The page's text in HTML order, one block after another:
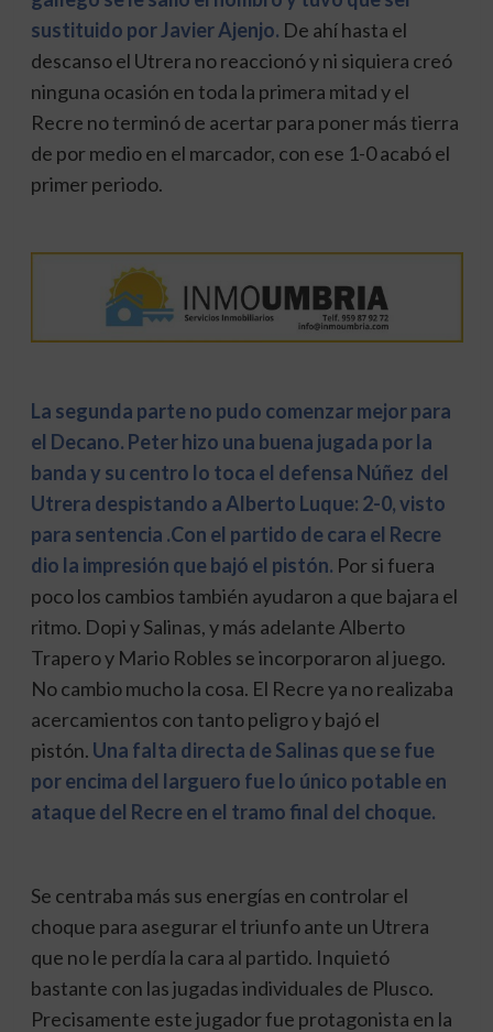
sustituido por Javier Ajenjo. De ahí hasta el
descanso el Utrera no reaccionó y ni siquiera creó
ninguna ocasión en toda la primera mitad y el
Recre no terminó de acertar para poner más tierra
de por medio en el marcador, con ese 1-0 acabó el
primer periodo.
La segunda parte no pudo comenzar mejor para
el Decano. Peter hizo una buena jugada por la
banda y su centro lo toca el defensa Núñez del
Utrera despistando a Alberto Luque: 2-0, visto
para sentencia .Con el partido de cara el Recre
dio la impresión que bajó el pistón. Por si fuera
poco los cambios también ayudaron a que bajara el
ritmo. Dopi y Salinas, y más adelante Alberto
Trapero y Mario Robles se incorporaron al juego.
No cambio mucho la cosa. El Recre ya no realizaba
acercamientos con tanto peligro y bajó el
pistón. Una falta directa de Salinas que se fue
por encima del larguero fue lo único potable en
ataque del Recre en el tramo final del choque.
Se centraba más sus energías en controlar el
choque para asegurar el triunfo ante un Utrera
que no le perdía la cara al partido. Inquietó
bastante con las jugadas individuales de Plusco.
Precisamente este jugador fue protagonista en la